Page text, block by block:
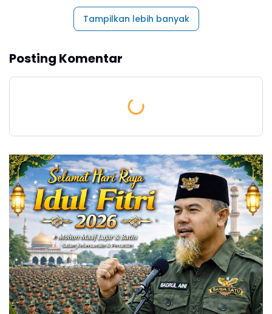
Tampilkan lebih banyak
Posting Komentar